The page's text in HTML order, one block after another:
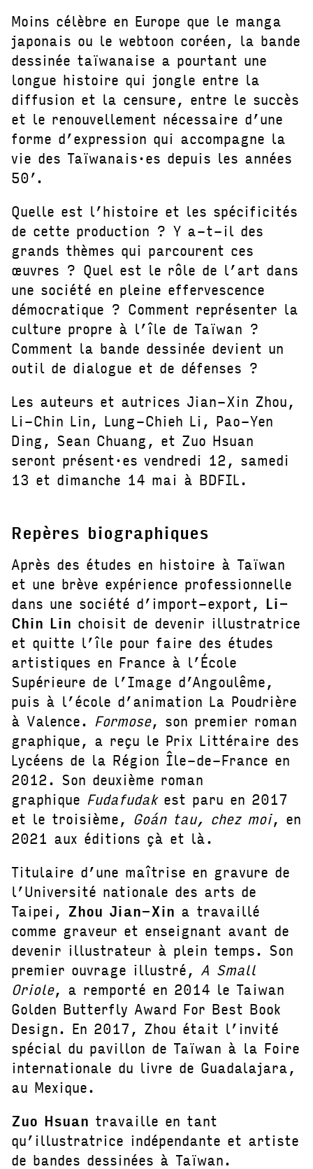
Moins célèbre en Europe que le manga
japonais ou le webtoon coréen, la bande
dessinée taïwanaise a pourtant une
longue histoire qui jongle entre la
diffusion et la censure, entre le succès
et le renouvellement nécessaire d’une
forme d’expression qui accompagne la
vie des Taïwanais·es depuis les années
50’.
Quelle est l’histoire et les spécificités
de cette production ? Y a-t-il des
grands thèmes qui parcourent ces
œuvres ? Quel est le rôle de l’art dans
une société en pleine effervescence
démocratique ? Comment représenter la
culture propre à l’île de Taïwan ?
Comment la bande dessinée devient un
outil de dialogue et de défenses ?
Les auteurs et autrices Jian-Xin Zhou,
Li-Chin Lin, Lung-Chieh Li, Pao-Yen
Ding, Sean Chuang, et Zuo Hsuan
seront présent·es vendredi 12, samedi
13 et dimanche 14 mai à BDFIL.
Repères biographiques
Après des études en histoire à Taïwan
et une brève expérience professionnelle
dans une société d’import-export, Li-
Chin Lin choisit de devenir illustratrice
et quitte l’île pour faire des études
artistiques en France à l’École
Supérieure de l’Image d’Angoulême,
puis à l’école d’animation La Poudrière
à Valence. Formose, son premier roman
graphique, a reçu le Prix Littéraire des
Lycéens de la Région Île-de-France en
2012. Son deuxième roman
graphique Fudafudakest paru en 2017
et le troisième, Goán tau, chez moi, en
2021 aux éditions çà et là.
Titulaire d’une maîtrise en gravure de
l’Université nationale des arts de
Taipei, Zhou Jian-Xin a travaillé
comme graveur et enseignant avant de
devenir illustrateur à plein temps. Son
premier ouvrage illustré, A Small
Oriole, a remporté en 2014 le Taiwan
Golden Butterfly Award For Best Book
Design. En 2017, Zhou était l’invité
spécial du pavillon de Taïwan à la Foire
internationale du livre de Guadalajara,
au Mexique.
Zuo Hsuan travaille en tant
qu’illustratrice indépendante et artiste
de bandes dessinées à Taïwan.